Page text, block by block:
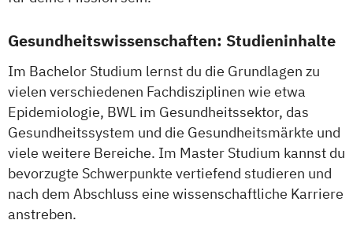
Gesundheitswissenschaften: Studieninhalte
Im Bachelor Studium lernst du die Grundlagen zu
vielen verschiedenen Fachdisziplinen wie etwa
Epidemiologie, BWL im Gesundheitssektor, das
Gesundheitssystem und die Gesundheitsmärkte und
viele weitere Bereiche. Im Master Studium kannst du
bevorzugte Schwerpunkte vertiefend studieren und
nach dem Abschluss eine wissenschaftliche Karriere
anstreben.